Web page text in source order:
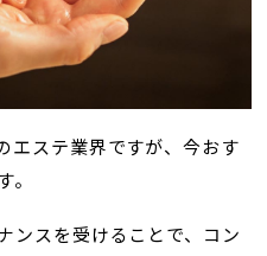
エステ業界ですが、今おす
。
ンスを受けることで、コン